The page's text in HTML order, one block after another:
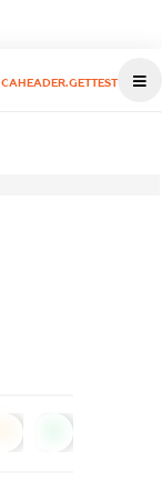
CAHEADER.GETTEST